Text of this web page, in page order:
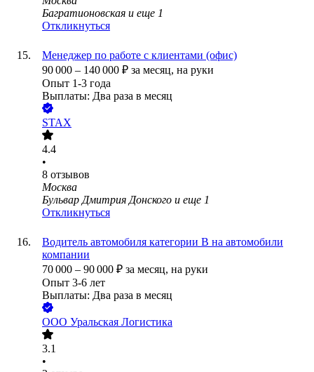
Багратионовская и еще 1
Откликнуться
Менеджер по работе с клиентами (офис)
90 000 – 140 000 ₽ за месяц, на руки
Опыт 1-3 года
Выплаты: Два раза в месяц
STAX
4.4
•
8 отзывов
Москва
Бульвар Дмитрия Донского и еще 1
Откликнуться
Водитель автомобиля категории B на автомобили
компании
70 000 – 90 000 ₽ за месяц, на руки
Опыт 3-6 лет
Выплаты: Два раза в месяц
ООО Уральская Логистика
3.1
•